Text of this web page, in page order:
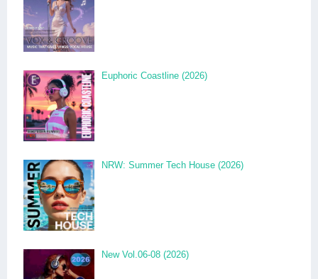
Euphoric Coastline (2026)
NRW: Summer Tech House (2026)
New Vol.06-08 (2026)